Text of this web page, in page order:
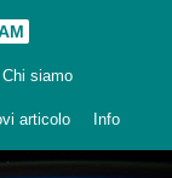
Chi siamo
articolo Info